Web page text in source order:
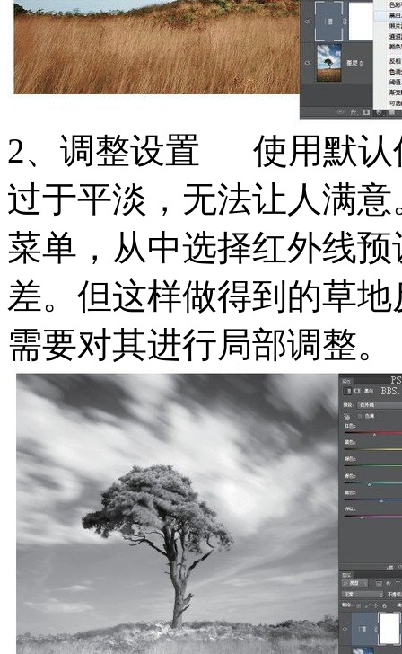
2、调整设置 使用默认
过于平淡，无法让人满
菜单，从中选择红外线
差。但这样做得到的草
需要对其进行局部调整。